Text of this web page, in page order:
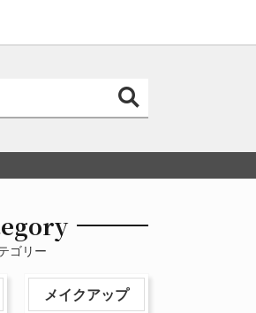
ゴリー
メイクアップ